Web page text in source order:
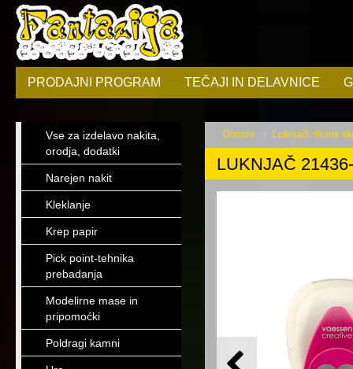
PRODAJNI PROGRAM TEČAJI IN DELAVNICE
Vse za izdelavo nakita,
orodja, dodatki
Narejen nakit
Kleklanje
Krep papir
Pick point-tehnika
prebadanja
Modelirne mase in
pripomoćki
Poldragi kamni
Domov Luknjači, škarje
LUKNJAČ